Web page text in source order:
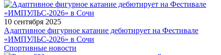
10 сентября 2025
Адаптивное фигурное катание дебютирует на Фестивале
«ИМПУЛЬС-2026» в Сочи
Спортивные новости